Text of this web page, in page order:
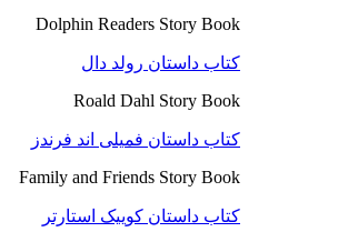
Dolphin Readers Story Book
کتاب داستان رولد دال
Roald Dahl Story Book
کتاب داستان فمیلی اند فرندز
Family and Friends Story Book
کتاب داستان کوییک استارتر